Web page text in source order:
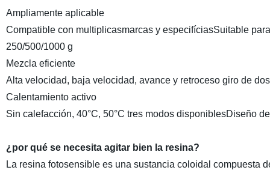
Ampliamente aplicable
Compatible con multiplicasmarcas y especifíciasSuitable
250/500/1000 g
Mezcla eficiente
Alta velocidad, baja velocidad, avance y retroceso giro de
Calentamiento activo
Sin calefacción, 40°C, 50°C tres modos disponiblesDiseño
¿por qué se necesita agitar bien la resina?
La resina fotosensible es una sustancia coloidal compuesta